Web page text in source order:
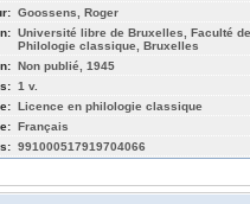
Goossens, Roger
Université libre de Bruxelles, Faculté
Philologie classique, Bruxelles
Non publié, 1945
1 v.
Licence en philologie classique
Français
991000517919704066